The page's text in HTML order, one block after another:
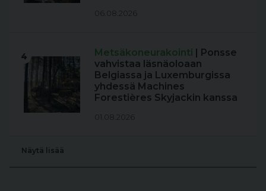
06.08.2026
4 Metsäkoneurakointi | Ponsse
vahvistaa läsnäoloaan
Belgiassa ja Luxemburgissa
yhdessä Machines
Forestières Skyjackin kanssa
01.08.2026
Näytä lisää